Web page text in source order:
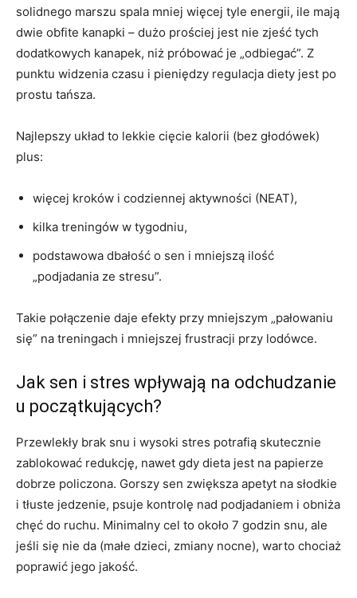
solidnego marszu spala mniej więcej tyle energii, ile mają
dwie obfite kanapki – dużo prościej jest nie zjeść tych
dodatkowych kanapek, niż próbować je „odbiegać”. Z
punktu widzenia czasu i pieniędzy regulacja diety jest po
prostu tańsza.
Najlepszy układ to lekkie cięcie kalorii (bez głodówek)
plus:
więcej kroków i codziennej aktywności (NEAT),
kilka treningów w tygodniu,
podstawowa dbałość o sen i mniejszą ilość
„podjadania ze stresu”.
Takie połączenie daje efekty przy mniejszym „pałowaniu
się” na treningach i mniejszej frustracji przy lodówce.
Jak sen i stres wpływają na odchudzanie
u początkujących?
Przewlekły brak snu i wysoki stres potrafią skutecznie
zablokować redukcję, nawet gdy dieta jest na papierze
dobrze policzona. Gorszy sen zwiększa apetyt na słodkie
i tłuste jedzenie, psuje kontrolę nad podjadaniem i obniża
chęć do ruchu. Minimalny cel to około 7 godzin snu, ale
jeśli się nie da (małe dzieci, zmiany nocne), warto chociaż
poprawić jego jakość.